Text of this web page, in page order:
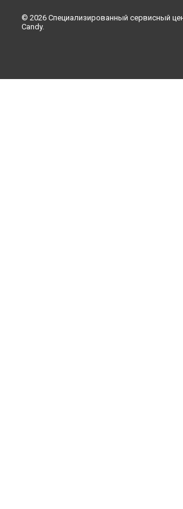
© 2026 Специализированный сервисный
Candy.